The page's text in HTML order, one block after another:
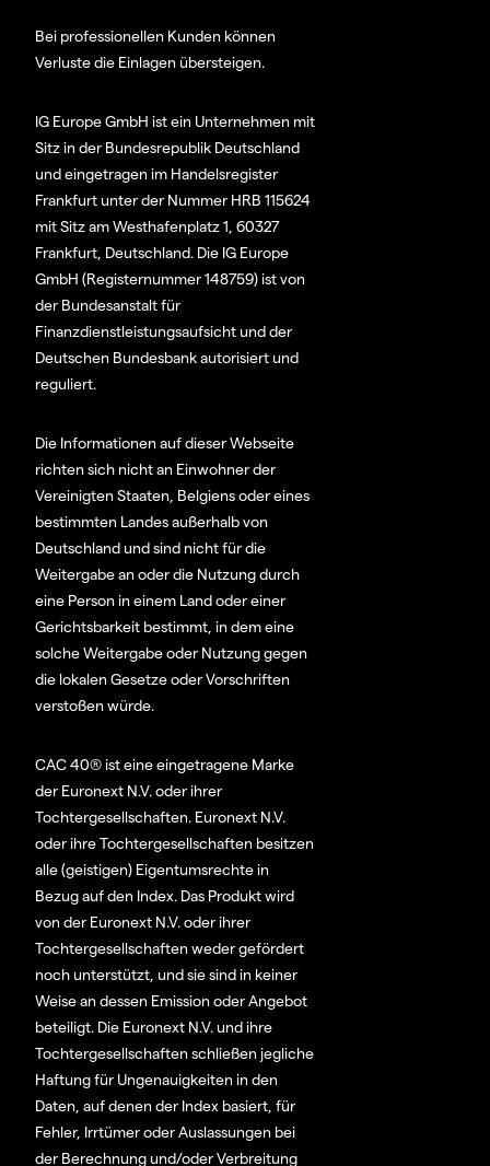
Bei professionellen Kunden können
Verluste die Einlagen übersteigen.
IG Europe GmbH ist ein Unternehmen mit
Sitz in der Bundesrepublik Deutschland
und eingetragen im Handelsregister
Frankfurt unter der Nummer HRB 115624
mit Sitz am Westhafenplatz 1, 60327
Frankfurt, Deutschland. Die IG Europe
GmbH (Registernummer 148759) ist von
der Bundesanstalt für
Finanzdienstleistungsaufsicht und der
Deutschen Bundesbank autorisiert und
reguliert.
Die Informationen auf dieser Webseite
richten sich nicht an Einwohner der
Vereinigten Staaten, Belgiens oder eines
bestimmten Landes außerhalb von
Deutschland und sind nicht für die
Weitergabe an oder die Nutzung durch
eine Person in einem Land oder einer
Gerichtsbarkeit bestimmt, in dem eine
solche Weitergabe oder Nutzung gegen
die lokalen Gesetze oder Vorschriften
verstoßen würde.
CAC 40® ist eine eingetragene Marke
der Euronext N.V. oder ihrer
Tochtergesellschaften. Euronext N.V.
oder ihre Tochtergesellschaften besitzen
alle (geistigen) Eigentumsrechte in
Bezug auf den Index. Das Produkt wird
von der Euronext N.V. oder ihrer
Tochtergesellschaften weder gefördert
noch unterstützt, und sie sind in keiner
Weise an dessen Emission oder Angebot
beteiligt. Die Euronext N.V. und ihre
Tochtergesellschaften schließen jegliche
Haftung für Ungenauigkeiten in den
Daten, auf denen der Index basiert, für
Fehler, Irrtümer oder Auslassungen bei
der Berechnung und/oder Verbreitung